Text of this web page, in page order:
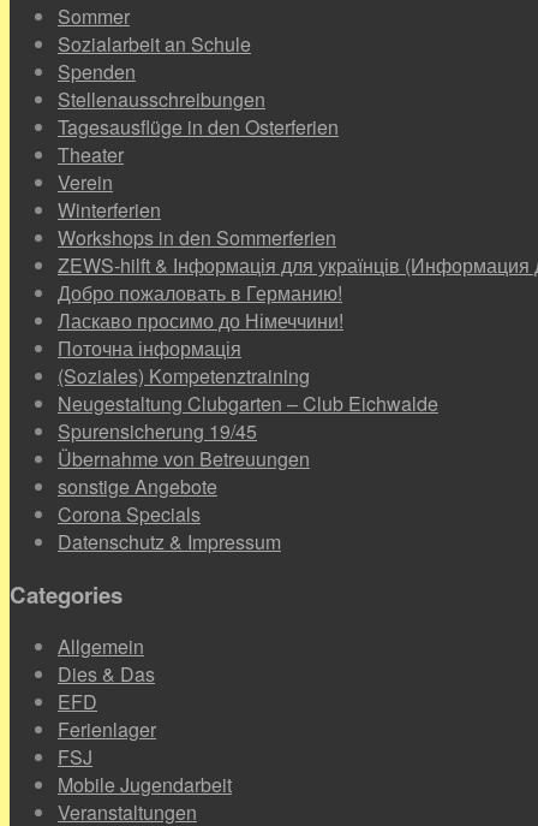
Sommer
Sozialarbeit an Schule
Spenden
Stellenausschreibungen
Tagesausflüge in den Osterferien
Theater
Verein
Winterferien
Workshops in den Sommerferien
ZEWS-hilft & Інформація для українців (Информация
Добро пожаловать в Германию!
Ласкаво просимо до Німеччини!
Поточна інформація
(Soziales) Kompetenztraining
Neugestaltung Clubgarten – Club Eichwalde
Spurensicherung 19/45
Übernahme von Betreuungen
sonstige Angebote
Corona Specials
Datenschutz & Impressum
Categories
Allgemein
Dies & Das
EFD
Ferienlager
FSJ
Mobile Jugendarbeit
Veranstaltungen